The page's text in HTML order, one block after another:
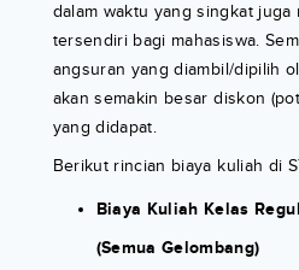
dalam waktu yang singkat juga
tersendiri bagi mahasiswa.
angsuran yang diambil/dipilih
akan semakin besar diskon
yang didapat.
Berikut rincian biaya kuliah di
Biaya Kuliah Kelas
(Semua Gelombang)